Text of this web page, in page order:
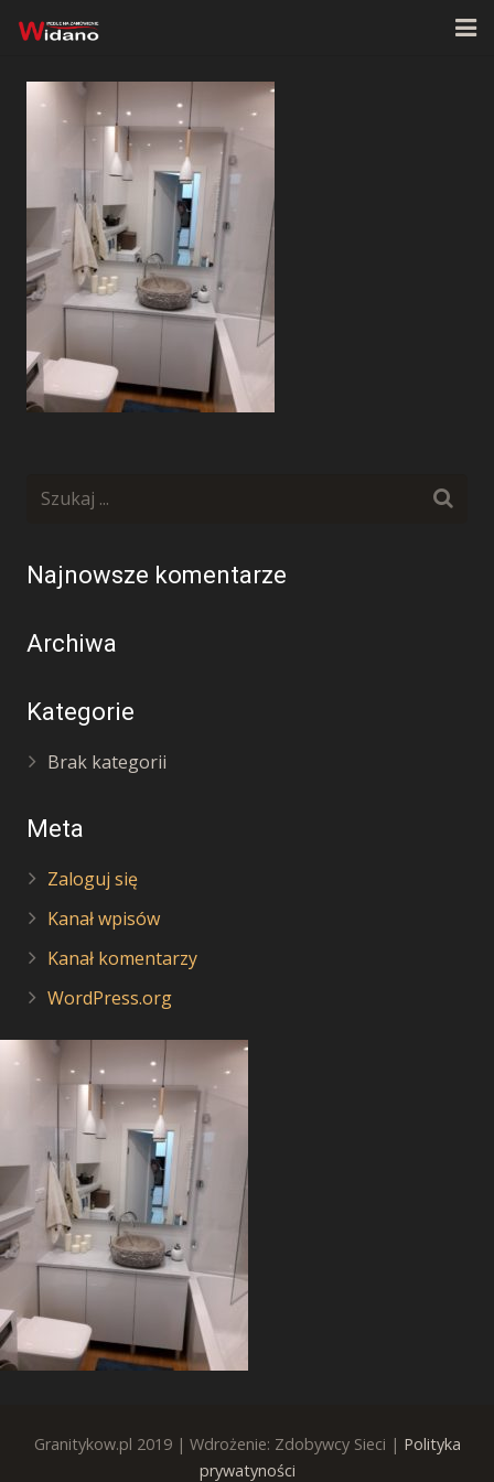
Strona główna
Realizacje
Kontakt
Najnowsze komentarze
Archiwa
Kategorie
Brak kategorii
Meta
Zaloguj się
Kanał wpisów
Kanał komentarzy
WordPress.org
Granitykow.pl 2019 | Wdrożenie: Zdobywcy Sieci | Polityka
prywatyności